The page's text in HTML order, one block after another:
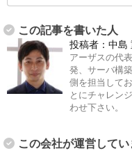
この記事を書いた人
投稿者： 中島
アーザスの代
発、サーバ構
側を担当して
とにチャレン
わせ下さい。
この会社が運営してい